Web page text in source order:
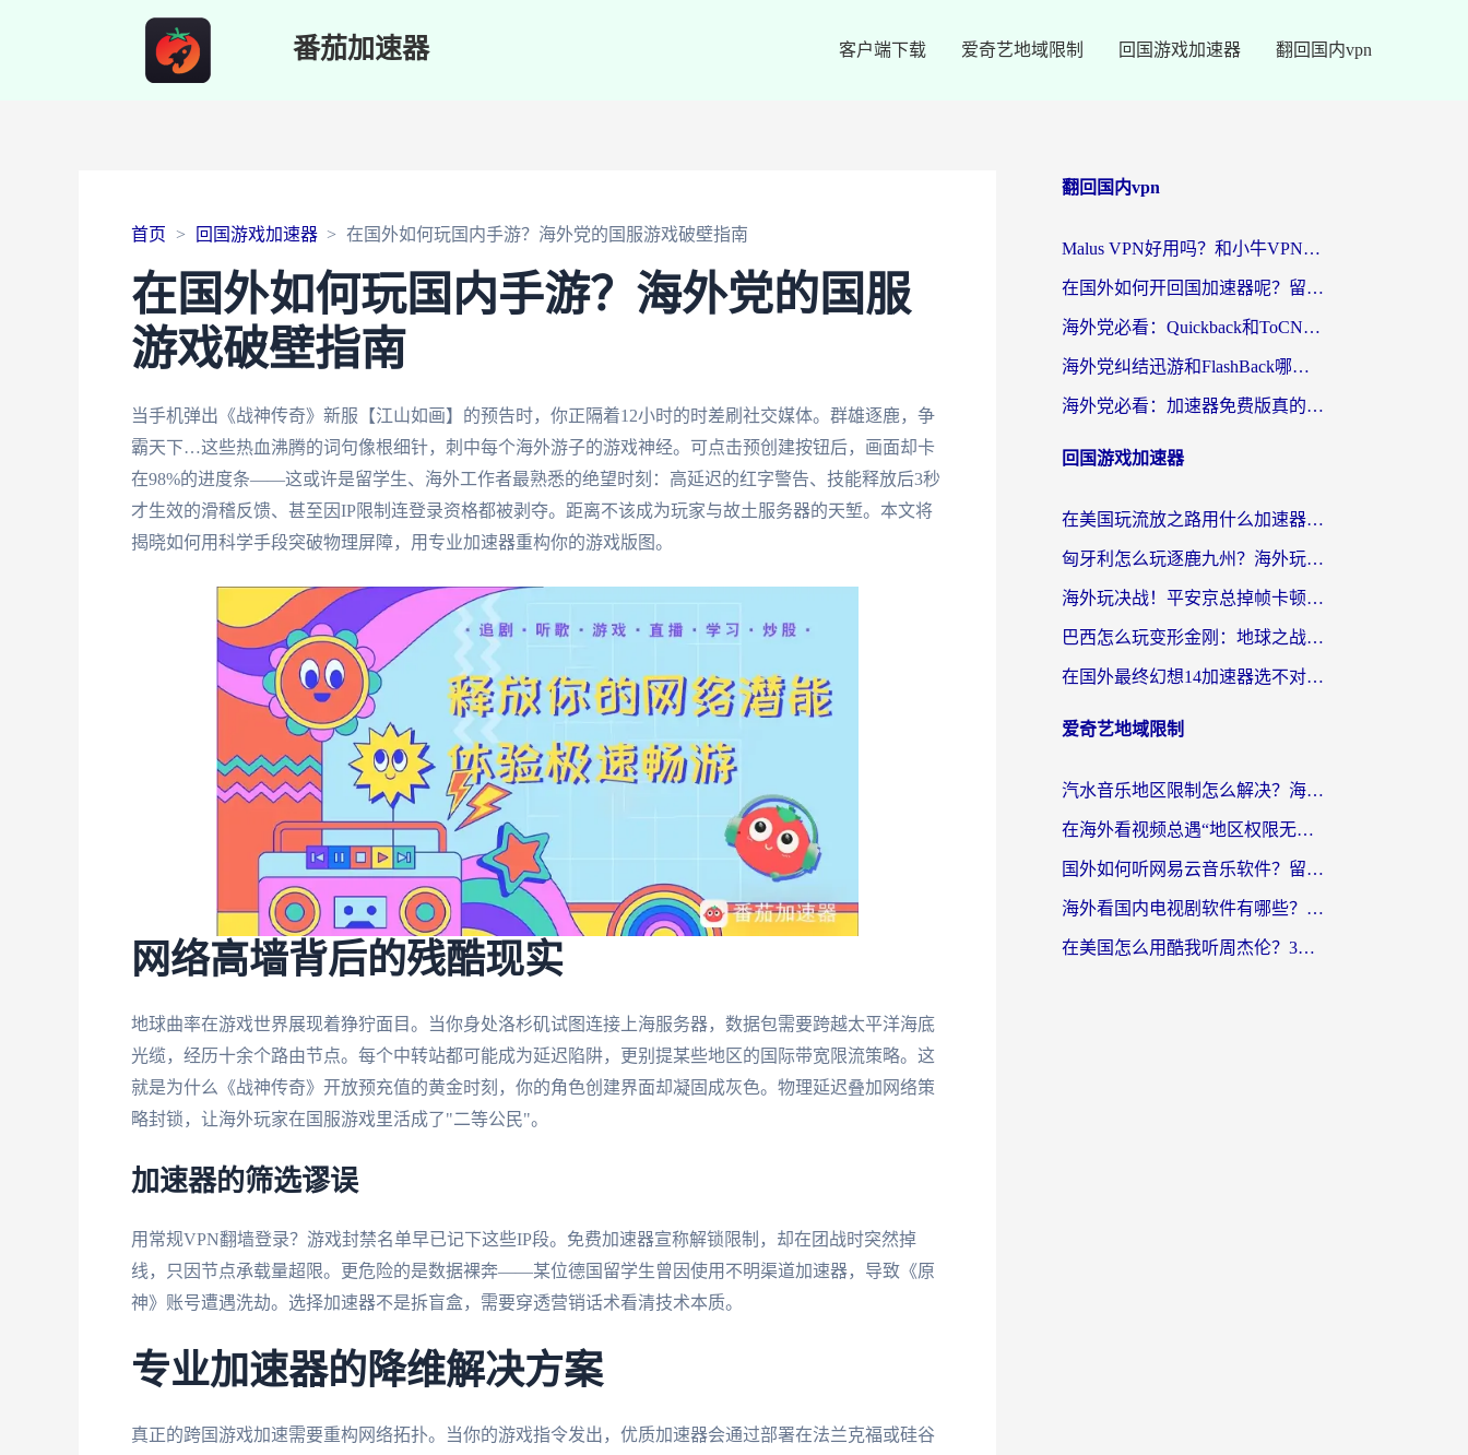
番茄加速器 客户端下载 爱奇艺地域限制 回国游戏加速器 翻回国内vpn
首页 回国游戏加速器 在国外如何玩国内手游？海外党的国服游戏破壁指南
在国外如何玩国内手游？海外党的国服
游戏破壁指南
当手机弹出《战神传奇》新服【江山如画】的预告时，你正隔着12小时的时差刷社交媒体。群雄逐鹿，争
霸天下…这些热血沸腾的词句像根细针，刺中每个海外游子的游戏神经。可点击预创建按钮后，画面却卡
在98%的进度条——这或许是留学生、海外工作者最熟悉的绝望时刻：高延迟的红字警告、技能释放后3秒
才生效的滑稽反馈、甚至因IP限制连登录资格都被剥夺。距离不该成为玩家与故土服务器的天堑。本文将
揭晓如何用科学手段突破物理屏障，用专业加速器重构你的游戏版图。
网络高墙背后的残酷现实
地球曲率在游戏世界展现着狰狞面目。当你身处洛杉矶试图连接上海服务器，数据包需要跨越太平洋海底
光缆，经历十余个路由节点。每个中转站都可能成为延迟陷阱，更别提某些地区的国际带宽限流策略。这
就是为什么《战神传奇》开放预充值的黄金时刻，你的角色创建界面却凝固成灰色。物理延迟叠加网络策
略封锁，让海外玩家在国服游戏里活成了"二等公民"。
加速器的筛选谬误
用常规VPN翻墙登录？游戏封禁名单早已记下这些IP段。免费加速器宣称解锁限制，却在团战时突然掉
线，只因节点承载量超限。更危险的是数据裸奔——某位德国留学生曾因使用不明渠道加速器，导致《原
神》账号遭遇洗劫。选择加速器不是拆盲盒，需要穿透营销话术看清技术本质。
专业加速器的降维解决方案
真正的跨国游戏加速需要重构网络拓扑。当你的游戏指令发出，优质加速器会通过部署在法兰克福或硅谷
翻回国内vpn
Malus VPN好用吗？和小牛VPN对比哪个回国效果更好？海外党亲测实用指南
在国外如何开回国加速器呢？留学生亲测的无缝访问国内资源指南
海外党必看：Quickback和ToCN好用吗？3分钟选对回国加速器的实用指南
海外党纠结迅游和FlashBack哪个好？2026实用指南教你选对回国加速器
海外党必看：加速器免费版真的能解决回国访问难题吗？附实用选择指南
回国游戏加速器
在美国玩流放之路用什么加速器？海外党国服游戏不卡顿的终极攻略
匈牙利怎么玩逐鹿九州？海外玩家国服游戏加速器终极指南（附永劫无间荣耀新三国解决方案）
海外玩决战！平安京总掉帧卡顿？用什么加速器比较好？实测指南来了
巴西怎么玩变形金刚：地球之战？海外玩家国服游戏加速终极指南（附新诛仙延迟密室逃脱18解决办法）
在国外最终幻想14加速器选不对？海外玩家的国服游戏加速避坑指南
爱奇艺地域限制
汽水音乐地区限制怎么解决？海外听国内音乐的实用指南来了
在海外看视频总遇“地区权限无法观看”？这篇攻略帮你轻松解锁国内影视动漫
国外如何听网易云音乐软件？留学生亲测有效的回国加速方案
海外看国内电视剧软件有哪些？海外党专属追剧指南来了
在美国怎么用酷我听周杰伦？3步解决海外听歌地域限制，附QQ音乐网易云通用技巧